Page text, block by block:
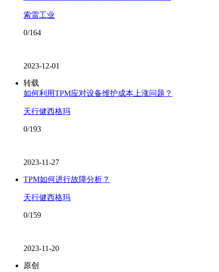
索雷工业
0/164
2023-12-01
转载
如何利用TPM应对设备维护成本上涨问题？
天行健西格玛
0/193
2023-11-27
TPM如何进行故障分析？
天行健西格玛
0/159
2023-11-20
原创